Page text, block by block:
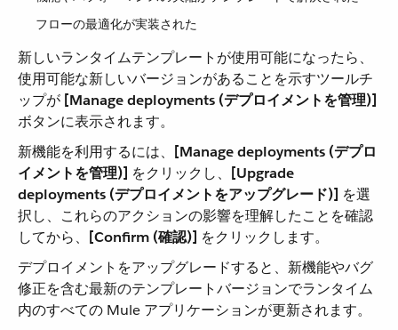
フローの最適化が実装された
新しいランタイムテンプレートが使用可能になったら、
使用可能な新しいバージョンがあることを示すツールチ
ップが ​ [Manage deployments (デプロイメントを管理)]
ボタンに表示されます。
新機能を利用するには、​
[Manage deployments (デプロ
イメントを管理)] ​ をクリックし、​
[Upgrade
deployments (デプロイメントをアップグレード)] ​ を選
択し、これらのアクションの影響を理解したことを確認
してから、​
[Confirm (確認)] ​ をクリックします。
デプロイメントをアップグレードすると、新機能やバグ
修正を含む最新のテンプレートバージョンでランタイム
内のすべての Mule アプリケーションが更新されます。